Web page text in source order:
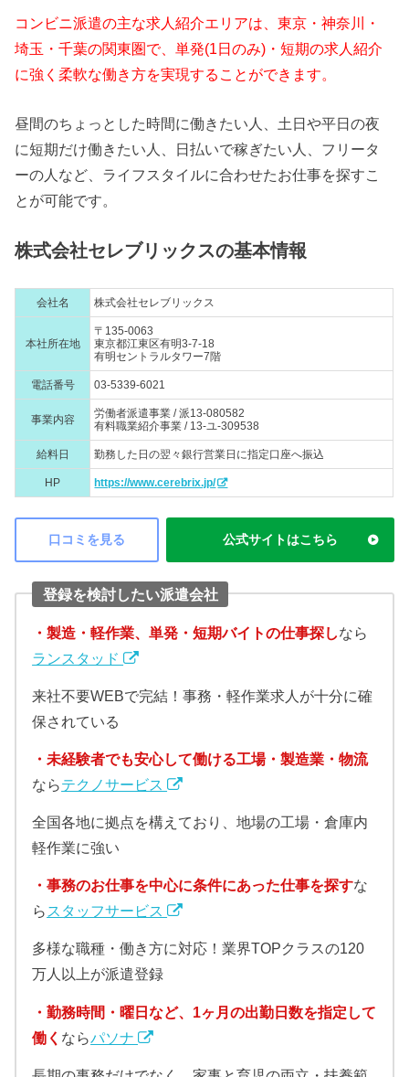
コンビニ派遣の主な求人紹介エリアは、東京・神奈川・
埼玉・千葉の関東圏で、単発(1日のみ)・短期の求人紹介
に強く柔軟な働き方を実現することができます。
昼間のちょっとした時間に働きたい人、土日や平日の夜
に短期だけ働きたい人、日払いで稼ぎたい人、フリータ
ーの人など、ライフスタイルに合わせたお仕事を探すこ
とが可能です。
株式会社セレブリックスの基本情報
会社名 株式会社セレブリックス
本社所在地
〒135-0063
東京都江東区有明3-7-18
有明セントラルタワー7階
電話番号 03-5339-6021
事業内容
労働者派遣事業 / 派13-080582
有料職業紹介事業 / 13-ユ-309538
給料日 勤務した日の翌々銀行営業日に指定口座へ振込
HP https://www.cerebrix.jp/
口コミを見る 公式サイトはこちら
登録を検討したい派遣会社
・製造・軽作業、単発・短期バイトの仕事探しなら
ランスタッド
来社不要WEBで完結！事務・軽作業求人が十分に確
保されている
・未経験者でも安心して働ける工場・製造業・物流
ならテクノサービス
全国各地に拠点を構えており、地場の工場・倉庫内
軽作業に強い
・事務のお仕事を中心に条件にあった仕事を探すな
ら スタッフサービス
多様な職種・働き方に対応！業界TOPクラスの120
万人以上が派遣登録
・勤務時間・曜日など、1ヶ月の出勤日数を指定して
働く ならパソナ